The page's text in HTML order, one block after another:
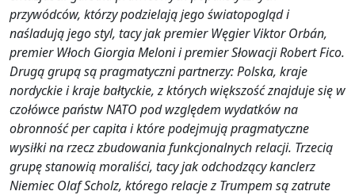
przywódców, którzy podzielają jego światopogląd i
naśladują jego styl, tacy jak premier Węgier Viktor Orbán,
premier Włoch Giorgia Meloni i premier Słowacji Robert Fico.
Drugą grupą są pragmatyczni partnerzy: Polska, kraje
nordyckie i kraje bałtyckie, z których większość znajduje się w
czołówce państw NATO pod względem wydatków na
obronność per capita i które podejmują pragmatyczne
wysiłki na rzecz zbudowania funkcjonalnych relacji. Trzecią
grupę stanowią moraliści, tacy jak odchodzący kanclerz
Niemiec Olaf Scholz, którego relacje z Trumpem są zatrute